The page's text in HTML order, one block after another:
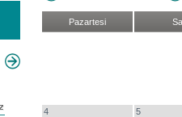
Pazartesi
4 5